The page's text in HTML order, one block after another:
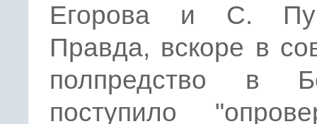
Егорова и С.
Правда, вскоре в
полпредство в
поступило